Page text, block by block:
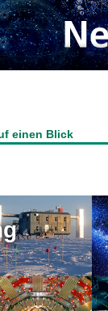
einen Blick